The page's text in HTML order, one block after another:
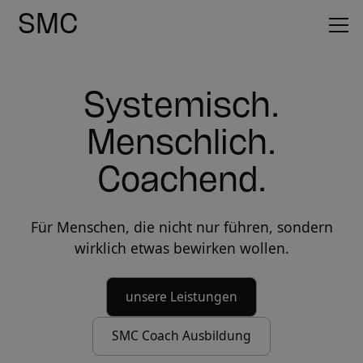
SMC
Systemisch.
Menschlich.
Coachend.
Für Menschen, die nicht nur führen, sondern
wirklich etwas bewirken wollen.
unsere Leistungen
SMC Coach Ausbildung